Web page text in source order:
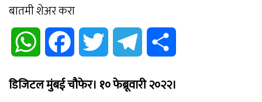
बातमी शेअर करा
WhatsApp Facebook Twitter Telegram
डिजिटल मुंबई चौफेर। १० फेब्रूवारी २०२२।